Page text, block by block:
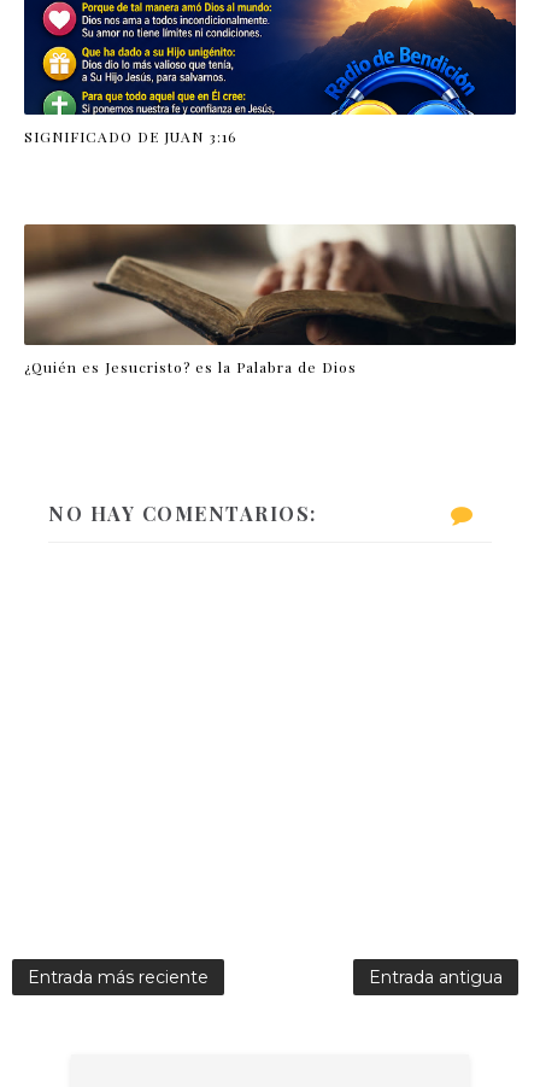
SIGNIFICADO DE JUAN 3:16
¿Quién es Jesucristo? es la Palabra de Dios
NO HAY COMENTARIOS:
Entrada más reciente Entrada antigua